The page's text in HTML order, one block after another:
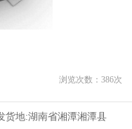
浏览次数： 386次
货地:湖南省湘潭湘潭县